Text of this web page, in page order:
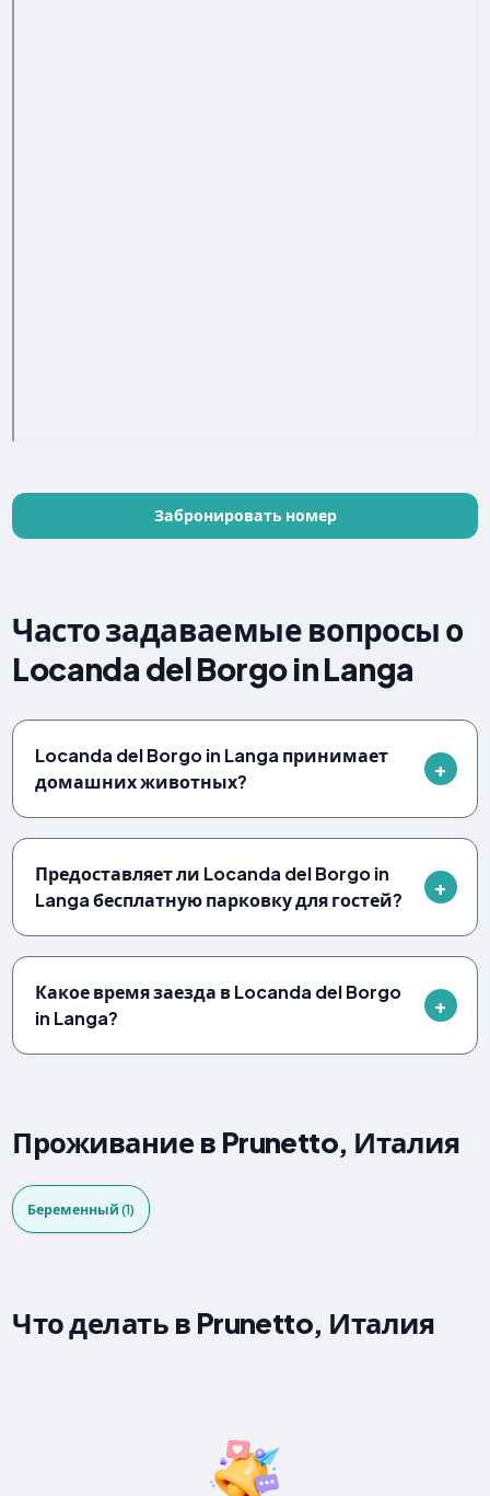
Забронировать номер
Часто задаваемые вопросы о
Locanda del Borgo in Langa
Locanda del Borgo in Langa принимает
домашних животных?
Предоставляет ли Locanda del Borgo in
Langa бесплатную парковку для гостей?
Какое время заезда в Locanda del Borgo
in Langa?
Проживание в Prunetto, Италия
Беременный (1)
Что делать в Prunetto, Италия